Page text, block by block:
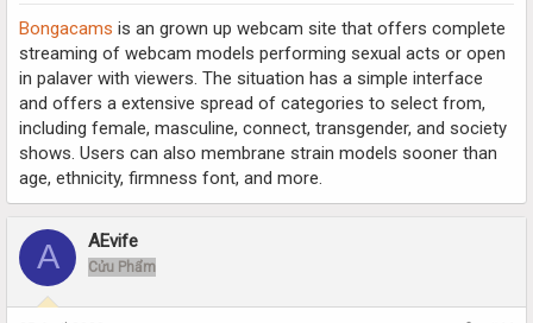
Bongacams is an grown up webcam site that offers complete
streaming of webcam models performing sexual acts or open
in palaver with viewers. The situation has a simple interface
and offers a extensive spread of categories to select from,
including female, masculine, connect, transgender, and society
shows. Users can also membrane strain models sooner than
age, ethnicity, firmness font, and more.
A AEvife
Cửu Phẩm